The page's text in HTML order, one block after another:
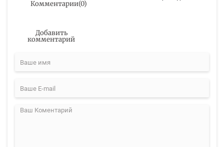
Комментарии(0)
Добавить
комментарий